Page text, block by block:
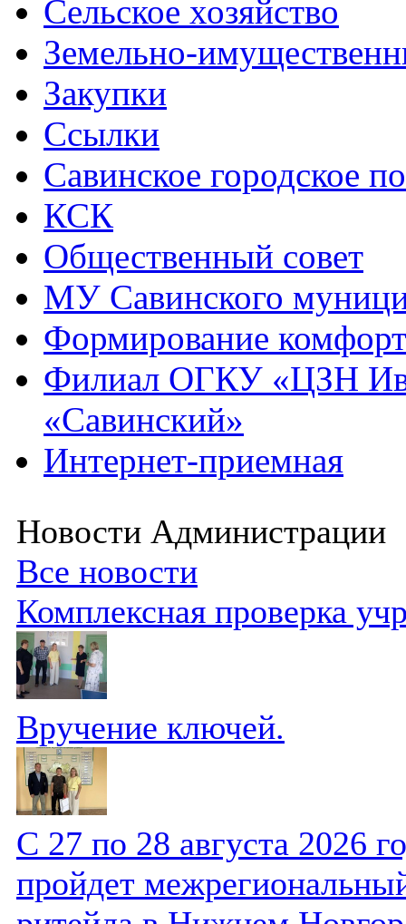
Сельское хозяйство
Земельно-
Закупки
Ссылки
Савинское городское
КСК
Общественный совет
МУ Савинского
Формирование
Филиал ОГКУ «ЦЗН
«Савинский»
Интернет-приемная
Новости Администрации
Все новости
Комплексная проверка
Вручение ключей.
С 27 по 28 августа 2026
пройдет